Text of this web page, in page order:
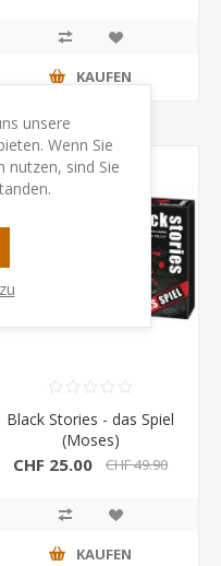
KAUFEN
-50%
Black Stories - das Spiel
(Moses)
CHF 25.00 CHF 49.90
KAUFEN
unsere
Wenn Sie
nutzen, sind Sie